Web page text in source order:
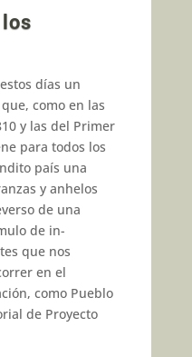
días un
como en las
y las del Primer
para todos los
país una
y anhelos
de una
de in­
que nos
en el
como Pueblo
de Proyecto